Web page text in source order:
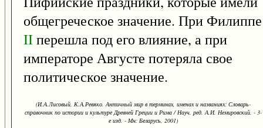
общегреческое значение. При Филиппе
IIперешла под его влияние, а при
императоре Августе потеряла свое
политическое значение.
(И.А.Лисовый, К.А.Ревяко. Античный мир в терминах, именах и названиях: Словарь-
справочник по истории и культуре Древней Греции и Рима / Науч. ред. А.И. Немировский. - 3-
е изд. - Мн: Беларусь, 2001)